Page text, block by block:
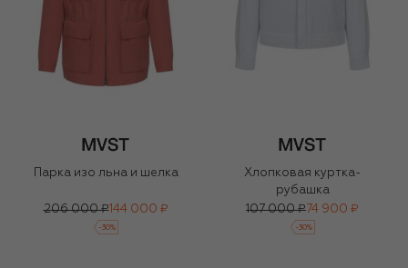
Парка изо льна и шелка
206 000 ₽144 000 ₽
-30%
Хлопковая куртка-
рубашка
107 000 ₽74 900 ₽
-30%